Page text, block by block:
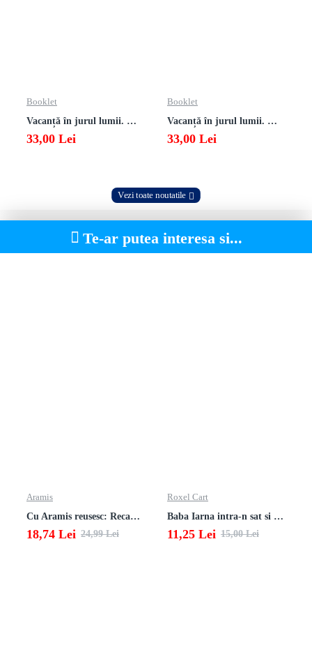
Booklet
Vacanță în jurul lumii. Matematică clasa a VII-a – EDIȚIA 2026
33,00 Lei
Booklet
Vacanță în jurul lumii. Matematică clasa a VI-a – EDIȚIA 2026
33,00 Lei
Vezi toate noutatile
Te-ar putea interesa si...
Aramis
Cu Aramis reusesc: Recapitulare si evaluare - Clasa a 4-a (Matematica, Stiinte ale naturii si Educatie civica)
18,74 Lei 24,99 Lei
Roxel Cart
Baba Iarna intra-n sat si alte poezii
11,25 Lei 15,00 Lei